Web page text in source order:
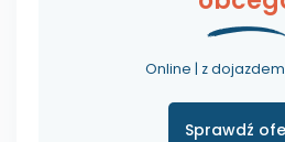
Online | z
Sprawdź